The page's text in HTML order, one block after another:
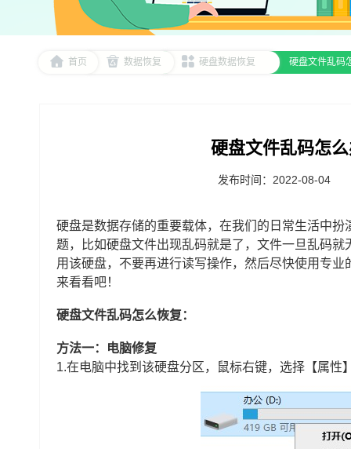
首页 数据恢复 硬盘数据恢复 硬盘文件乱码
硬盘文件乱码怎
发布时间：2022-08-04
硬盘是数据存储的重要载体，在我们的日常生活中
题，比如硬盘文件出现乱码就是了，文件一旦乱码
用该硬盘，不要再进行读写操作，然后尽快使用专业
来看看吧！
硬盘文件乱码怎么恢复：
方法一：电脑修复
1.在电脑中找到该硬盘分区，鼠标右键，选择【属性